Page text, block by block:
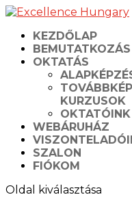
KEZDŐLAP
BEMUTATKOZÁS
OKTATÁS
KURZUSOK
OKTATÓINK
WEBÁRUHÁZ
SZALON
FIÓKOM
Oldal kiválasztása